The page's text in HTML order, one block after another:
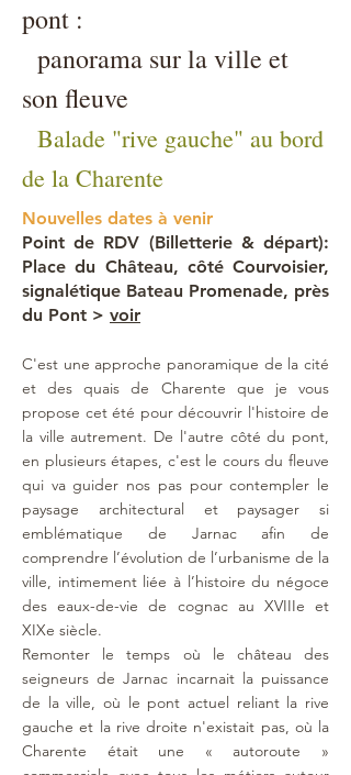
pont :
panorama sur la ville et
son fleuve
Balade "rive gauche" au bord
de la Charente
Nouvelles dates à venir
Point de RDV (Billetterie & départ):
Place du Château, côté Courvoisier,
signalétique Bateau Promenade, près
du Pont > voir
C'est une approche panoramique de la cité
et des quais de Charente que je vous
propose cet été pour découvrir l'histoire de
la ville autrement. De l'autre côté du pont,
en plusieurs étapes, c'est le cours du fleuve
qui va guider nos pas pour contempler le
paysage architectural et paysager si
emblématique de Jarnac afin de
comprendre l’évolution de l’urbanisme de la
ville, intimement liée à l’histoire du négoce
des eaux-de-vie de cognac au XVIIIe et
XIXe siècle.
Remonter le temps où le château des
seigneurs de Jarnac incarnait la puissance
de la ville, où le pont actuel reliant la rive
gauche et la rive droite n'existait pas, où la
Charente était une « autoroute »